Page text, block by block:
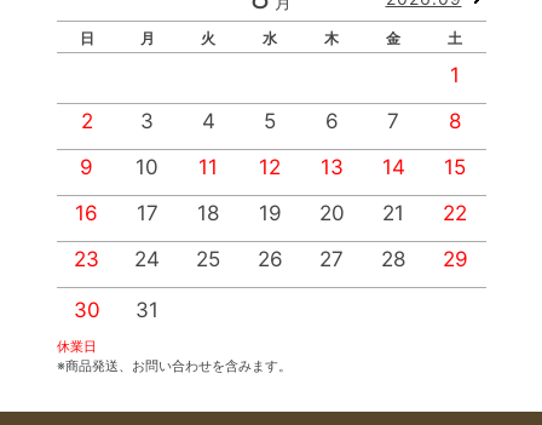
日 月 火 水 木 金 土
1
2
3 4 5 6 7
8
9
10 11 12 13 14
15
16
17 18 19 20 21
22
23
24 25 26 27 28 29
30 31
休業日
※商品発送、お問い合わせを含みます。